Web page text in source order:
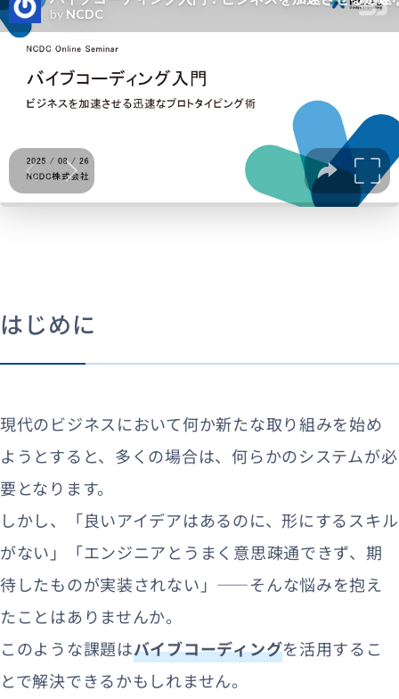
はじめに
現代のビジネスにおいて何か新たな取り組みを始め
ようとすると、多くの場合は、何らかのシステムが必
要となります。
しかし、「良いアイデアはあるのに、形にするスキル
がない」「エンジニアとうまく意思疎通できず、期
待したものが実装されない」——そんな悩みを抱え
たことはありませんか。
このような課題はバイブコーディングを活用するこ
とで解決できるかもしれません。